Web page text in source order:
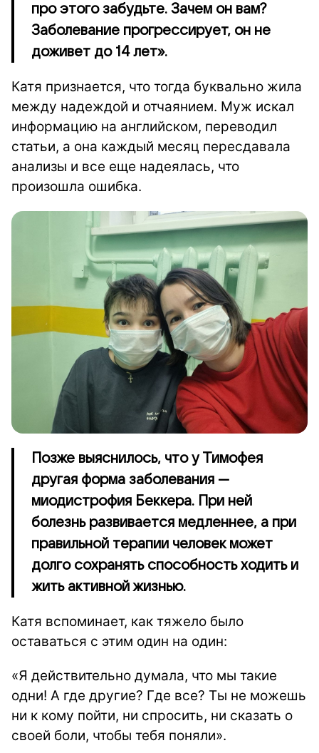
про этого забудьте. Зачем он вам?
Заболевание прогрессирует, он не
доживет до 14 лет».
Катя признается, что тогда буквально жила
между надеждой и отчаянием. Муж искал
информацию на английском, переводил
статьи, а она каждый месяц пересдавала
анализы и все еще надеялась, что
произошла ошибка.
Позже выяснилось, что у Тимофея
другая форма заболевания —
миодистрофия Беккера. При ней
болезнь развивается медленнее, а при
правильной терапии человек может
долго сохранять способность ходить и
жить активной жизнью.
Катя вспоминает, как тяжело было
оставаться с этим один на один:
«Я действительно думала, что мы такие
одни! А где другие? Где все? Ты не можешь
ни к кому пойти, ни спросить, ни сказать о
своей боли, чтобы тебя поняли».